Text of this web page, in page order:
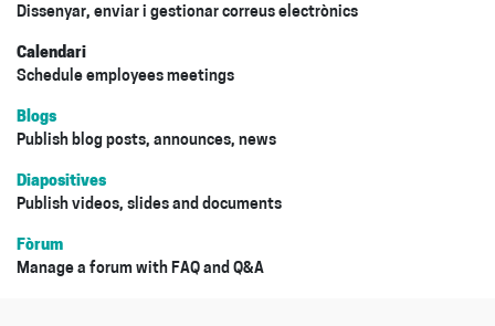
Dissenyar, enviar i gestionar correus electrònics
Calendari
Schedule employees meetings
Blogs
Publish blog posts, announces, news
Diapositives
Publish videos, slides and documents
Fòrum
Manage a forum with FAQ and Q&A